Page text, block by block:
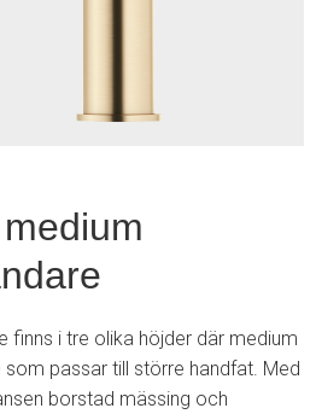
finns i tre olika höjder där medium
passar till större handfat. Med
borstad mässing och